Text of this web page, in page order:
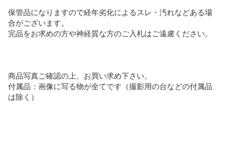
保管品になりますので経年劣化によるスレ・汚れなどある場
合がございます。
完品をお求めの方や神経質な方のご入札はご遠慮ください。
商品写真ご確認の上、お買い求め下さい。
付属品：画像に写る物が全てです（撮影用の台などの付属品
は除く）